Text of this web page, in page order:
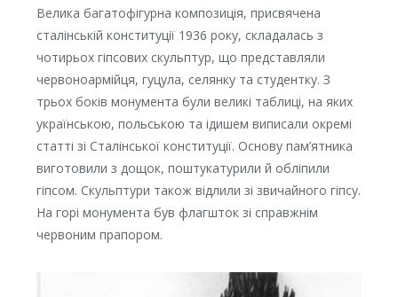
Велика багатофігурна композиція, присвячена
сталінській конституції 1936 року, складалась з
чотирьох гіпсових скульптур, що представляли
червоноармійця, гуцула, селянку та студентку. З
трьох боків монумента були великі таблиці, на яких
українською, польською та ідишем виписали окремі
статті зі Сталінської конституції. Основу пам’ятника
виготовили з дощок, поштукатурили й обліпили
гіпсом. Скульптури також відлили зі звичайного гіпсу.
На горі монумента був флагшток зі справжнім
червоним прапором.